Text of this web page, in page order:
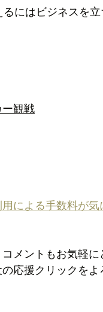
にはビジネスを
観戦
による手数料が
メントもお気軽
応援クリックをよ